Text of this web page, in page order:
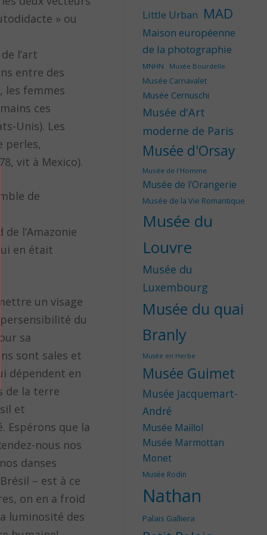
» ou
l’art
entre des
les femmes
ces
Unis). Les
perles,
vit à Mexico).
de
l’Amazonie
en était
un visage
du
sa
sont sales et
dépendent en
de la terre
et
Espérons que la
nous nos
danses
– est à ce
on en a froid
luminosité des
Little Urban MAD
Maison européenne
de la photographie
MNHN Musée Bourdelle
Musée Carnavalet
Musée Cernuschi
Musée d'Art
moderne de Paris
Musée d'Orsay
Musée de l'Homme
Musée de l'Orangerie
Musée de la Vie Romantique
Musée du
Louvre
Musée du
Luxembourg
Musée du quai
Branly
Musée en Herbe
Musée Guimet
Musée Jacquemart-
André
Musée Maillol
Musée Marmottan
Monet
Musée Rodin
Nathan
Palais Galliera